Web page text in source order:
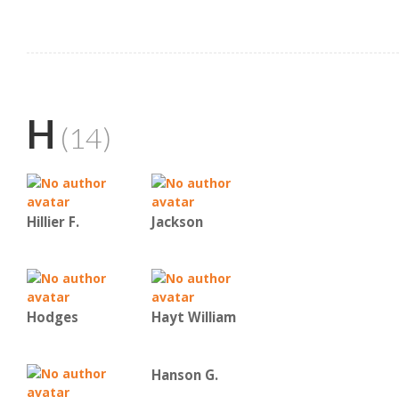
H (14)
Hillier F. Jackson
Hodges Hayt William
Hanson G.